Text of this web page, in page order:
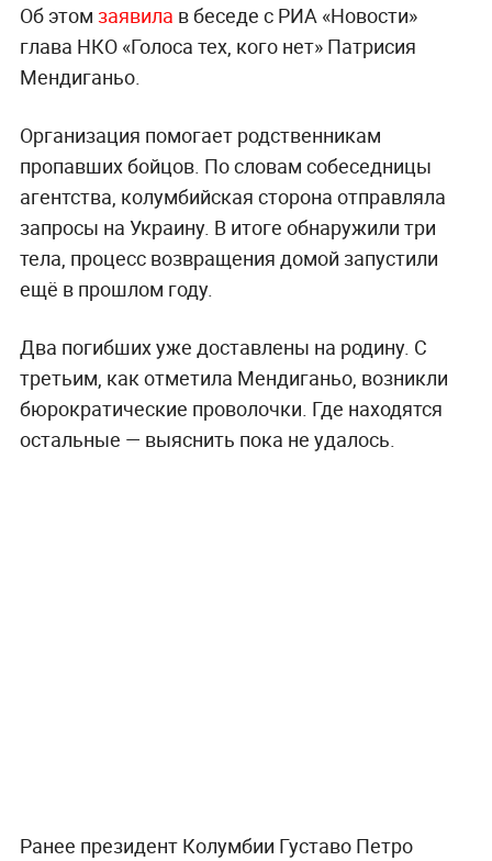
Об этом заявила в беседе с РИА «Новости»
глава НКО «Голоса тех, кого нет» Патрисия
Мендиганьо.
Организация помогает родственникам
пропавших бойцов. По словам собеседницы
агентства, колумбийская сторона отправляла
запросы на Украину. В итоге обнаружили три
тела, процесс возвращения домой запустили
ещё в прошлом году.
Два погибших уже доставлены на родину. С
третьим, как отметила Мендиганьо, возникли
бюрократические проволочки. Где находятся
остальные — выяснить пока не удалось.
Ранее президент Колумбии Густаво Петро